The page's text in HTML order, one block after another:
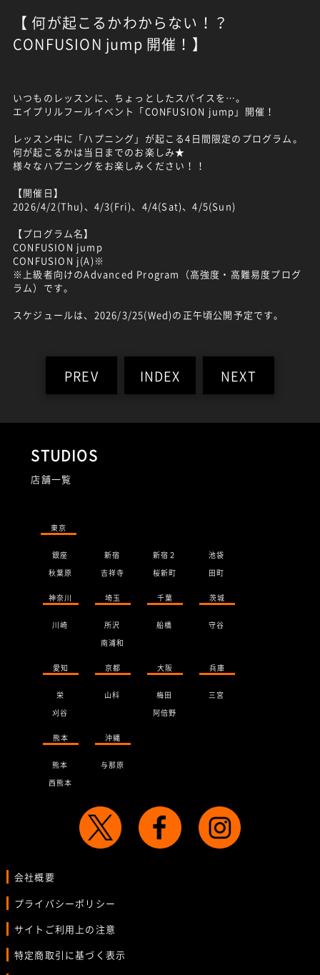
【 何が起こるかわからない！？
CONFUSION jump 開催！】
いつものレッスンに、ちょっとしたスパイスを…。
エイプリルフールイベント「CONFUSION jump」開催！
レッスン中に「ハプニング」が起こる4日間限定のプログラム。
何が起こるかは当日までのお楽しみ★
様々なハプニングをお楽しみください！！
【開催日】
2026/4/2(Thu)、4/3(Fri)、4/4(Sat)、4/5(Sun)
【プログラム名】
CONFUSION jump
CONFUSION j(A)※
※上級者向けのAdvanced Program（高強度・高難易度プログ
ラム）です。
スケジュールは、2026/3/25(Wed)の正午頃公開予定です。
PREV INDEX NEXT
STUDIOS
店舗一覧
東京
銀座 新宿 新宿２
池袋
秋葉原
吉祥寺 桜新町 田町
神奈川 埼玉 千葉 茨城
川崎 所沢 船橋
守谷
南浦和
愛知 京都 大阪 兵庫
栄 山科 梅田
三宮
刈谷
阿倍野
熊本 沖縄
熊本
与那原
西熊本
会社概要
プライバシーポリシー
サイトご利用上の注意
特定商取引に基づく表示